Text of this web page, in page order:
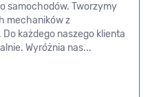
samochodów. Tworzymy
mechaników z
każdego naszego klienta
Wyróżnia nas...